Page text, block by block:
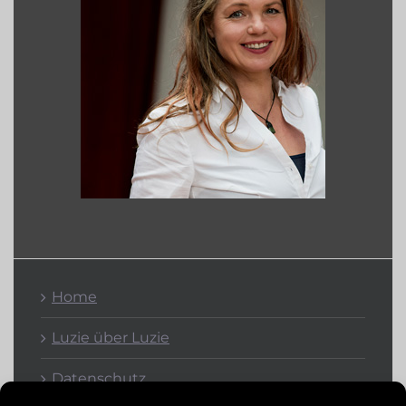
Home
Luzie über Luzie
Datenschutz